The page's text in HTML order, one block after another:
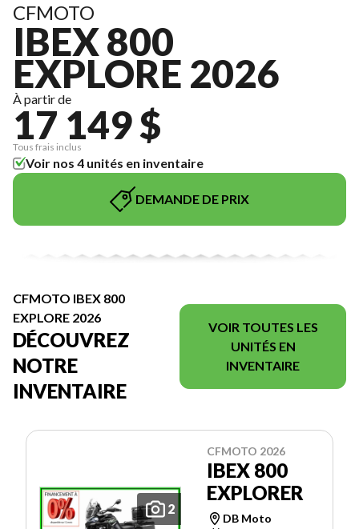
CFMOTO
IBEX 800
EXPLORE 2026
À partir de
17 149 $
Tous frais inclus
Voir nos 4 unités en inventaire
DEMANDE DE PRIX
CFMOTO IBEX 800
EXPLORE 2026
DÉCOUVREZ
NOTRE
INVENTAIRE
VOIR TOUTES LES
UNITÉS EN
INVENTAIRE
2
CFMOTO 2026
IBEX 800
EXPLORER
DB Moto